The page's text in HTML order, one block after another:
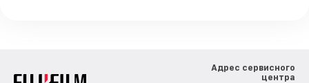
Адрес сервисного
центра